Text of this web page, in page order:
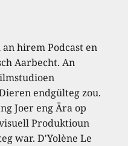
hirem Podcast en
Aarbecht. An
endgülteg zou.
Joer eng Ära op
Produktioun
war. D'Yolène Le